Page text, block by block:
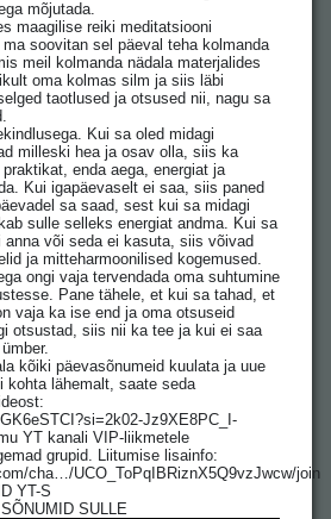
mõjutada.
maagilise reiki meditatsiooni
soovitan sel päeval teha kolmanda
meil kolmanda nädala materjalides
oma kolmas silm ja siis läbi
taotlused ja otsused nii, nagu sa
Kui sa oled midagi
milleski hea ja osav olla, siis ka
enda aega, energiat ja
Kui igapäevaselt ei saa, siis paned
sa saad, sest kui sa midagi
sulle selleks energiat andma. Kui sa
anna või seda ei kasuta, siis võivad
ja mitteharmoonilised kogemused.
ongi vaja tervendada oma suhtumine
Pane tähele, et kui sa tahad, et
vaja ka ise end ja oma otsuseid
otsustad, siis nii ka tee ja kui ei saa
kõiki päevasõnumeid kuulata ja uue
kohta lähemalt, saate seda
Jz9XE8PC_I-
YT kanali VIP-liikmetele
grupid. Liitumise lisainfo:
cha…/UCO_ToPqIBRiznX5Q9vzJwcw/join
YT-S
SULLE